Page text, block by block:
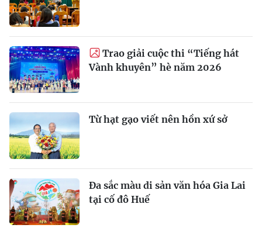
Trao giải cuộc thi “Tiếng hát
Vành khuyên” hè năm 2026
Từ hạt gạo viết nên hồn xứ sở
Đa sắc màu di sản văn hóa Gia Lai
tại cố đô Huế